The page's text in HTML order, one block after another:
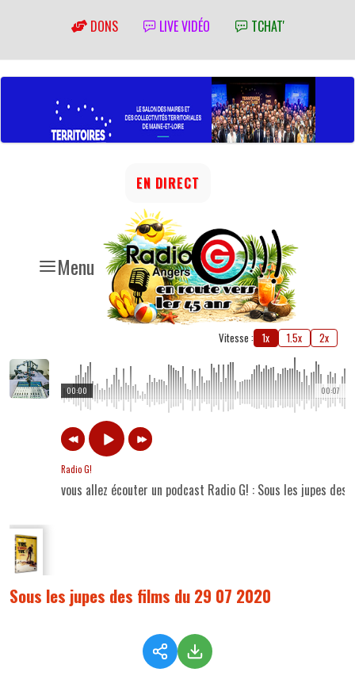
DONS LIVE VIDÉO TCHAT'
Menu
EN DIRECT
Vitesse : 1x 1.5x 2x
00:07
00:00
Radio G!
vous allez écouter un podcast Radio G! : Sous les jupes
Sous les jupes des films du 29 07 2020